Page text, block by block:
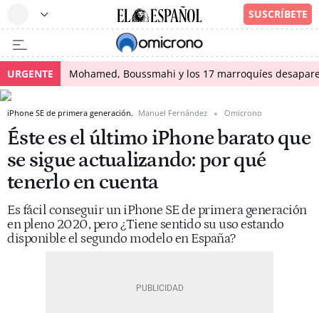
URGENTE Mohamed, Boussmahi y los 17 marroquíes
iPhone SE de primera generación. Manuel Fernández Omicrono
Éste es el último iPhone barato que
se sigue actualizando: por qué
tenerlo en cuenta
Es fácil conseguir un iPhone SE de primera generación
en pleno 2020, pero ¿Tiene sentido su uso estando
disponible el segundo modelo en España?